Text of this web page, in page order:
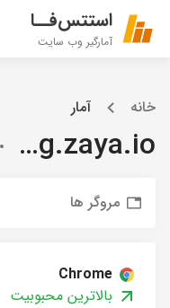
استتس‌فــا
آمارگیر وب سایت
خانه آمار
blog.zaya.io
مروگر ها
Chrome
بالاترین محبوبیت